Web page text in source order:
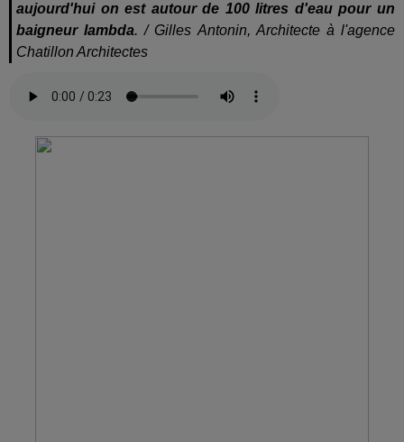
aujourd'hui on est autour de 100 litres d'eau pour un
baigneur lambda. / Gilles Antonin, Architecte à l'agence
Chatillon Architectes